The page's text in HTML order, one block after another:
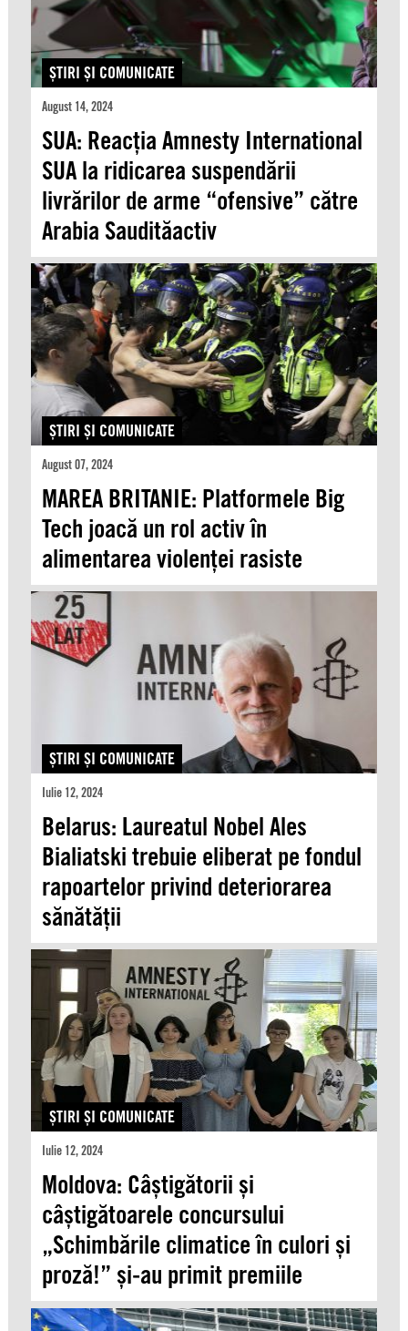
ŞTIRI ŞI COMUNICATE
August 14, 2024
SUA: Reacția Amnesty International
SUA la ridicarea suspendării
livrărilor de arme “ofensive” către
Arabia Saudităactiv
ŞTIRI ŞI COMUNICATE
August 07, 2024
MAREA BRITANIE: Platformele Big
Tech joacă un rol activ în
alimentarea violenței rasiste
ŞTIRI ŞI COMUNICATE
Iulie 12, 2024
Belarus: Laureatul Nobel Ales
Bialiatski trebuie eliberat pe fondul
rapoartelor privind deteriorarea
sănătății
ŞTIRI ŞI COMUNICATE
Iulie 12, 2024
Moldova: Câștigătorii și
câștigătoarele concursului
„Schimbările climatice în culori și
proză!” și-au primit premiile